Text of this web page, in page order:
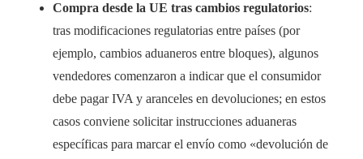
Compra desde la UE tras cambios regulatorios:
tras modificaciones regulatorias entre países (por
ejemplo, cambios aduaneros entre bloques), algunos
vendedores comenzaron a indicar que el consumidor
debe pagar IVA y aranceles en devoluciones; en estos
casos conviene solicitar instrucciones aduaneras
específicas para marcar el envío como «devolución de